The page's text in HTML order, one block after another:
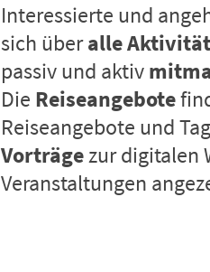
Interessierte und
sich überalle
passiv und aktiv
Die Reiseangebote
Reiseangebote und
Vorträgezur digitalen
Veranstaltungen